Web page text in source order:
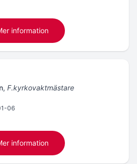
information
, F.kyrkovaktmästare
06
information